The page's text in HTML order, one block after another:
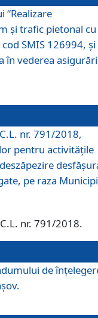
şi trafic pietonal cu
SMIS 126994, și
în vederea
nr. 791/2018,
pentru activitățile
pe raza
nr. 791/2018.
de